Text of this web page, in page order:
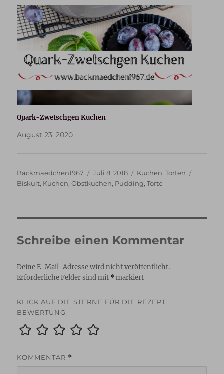
Quark-Zwetschgen Kuchen
August 23, 2020
Autor
Backmaedchen1967
Veröffentlicht
am
Juli 8, 2018 Kategorien
Kuchen,Torten
Biskuit, Kuchen,Obstkuchen, Pudding,Torte
Schreibe einen Kommentar
Deine E-Mail-Adresse wird nicht veröffentlicht.
Erforderliche Felder sind mit *markiert
KLICK AUF DIE STERNE FÜR DIE REZEPT
BEWERTUNG
KOMMENTAR *